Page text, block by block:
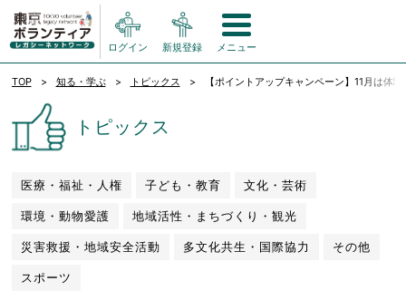
ログイン 新規登録 メニュー
TOP 知る・学ぶ トピックス 【ポイントアップキャンペーン】11月は体
トピックス
医療・福祉・人権 子ども・教育 文化・芸術
環境・動物愛護 地域活性・まちづくり・観光
災害救援・地域安全活動 多文化共生・国際協力 その他
スポーツ